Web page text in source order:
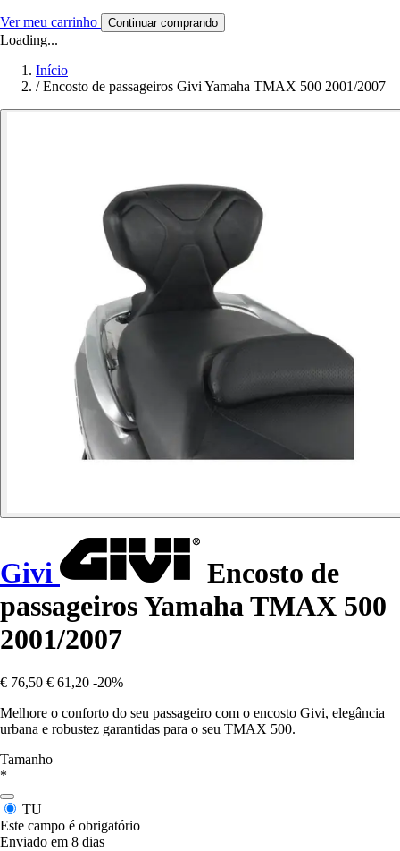
Ver meu carrinho Continuar comprando
Loading...
Início
/ Encosto de passageiros Givi Yamaha TMAX 500 2001/2007
Givi
Encosto de
passageiros Yamaha TMAX 500
2001/2007
€ 76,50 € 61,20 -20%
Melhore o conforto do seu passageiro com o encosto Givi, elegância
urbana e robustez garantidas para o seu TMAX 500.
Tamanho
*
TU
Este campo é obrigatório
Enviado em 8 dias